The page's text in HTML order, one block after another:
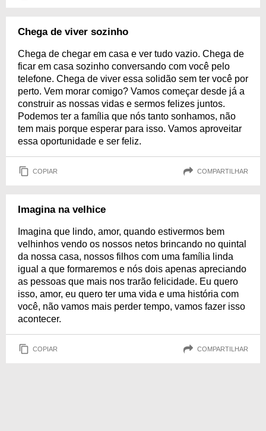
Chega de viver sozinho
Chega de chegar em casa e ver tudo vazio. Chega de
ficar em casa sozinho conversando com você pelo
telefone. Chega de viver essa solidão sem ter você por
perto. Vem morar comigo? Vamos começar desde já a
construir as nossas vidas e sermos felizes juntos.
Podemos ter a família que nós tanto sonhamos, não
tem mais porque esperar para isso. Vamos aproveitar
essa oportunidade e ser feliz.
COPIAR COMPARTILHAR
Imagina na velhice
Imagina que lindo, amor, quando estivermos bem
velhinhos vendo os nossos netos brincando no quintal
da nossa casa, nossos filhos com uma família linda
igual a que formaremos e nós dois apenas apreciando
as pessoas que mais nos trarão felicidade. Eu quero
isso, amor, eu quero ter uma vida e uma história com
você, não vamos mais perder tempo, vamos fazer isso
acontecer.
COPIAR COMPARTILHAR